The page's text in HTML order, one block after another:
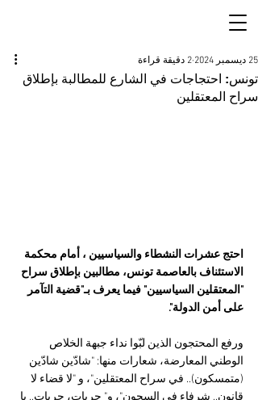
تونس: احتجاجات في الشارع للمطالبة بإطلاق
سراح المعتقلين
25 ديسمبر 2024 2 دقيقة قراءة
احتج عشرات النشطاء والسياسيين ، أمام محكمة
الاستئناف بالعاصمة تونس، مطالبين بإطلاق سراح
"المعتقلين السياسيين" فيما يعرف بـ"قضية التآمر
على أمن الدولة".
ورفع المحتجون الذين لبّوا نداء جبهة الخلاص
الوطني المعارضة، شعارات منها: "شادّين شادّين
(متمسكون).. في سراح المعتقلين"، و "لا قضاء لا
قانون.. شرفاء في السجون"، و" حريات، حريات.. يا